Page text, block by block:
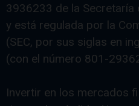
3936233 de la Secretaría
y está regulada por la
(SEC, por sus siglas en
(con el número 801-
Invertir en los mercados